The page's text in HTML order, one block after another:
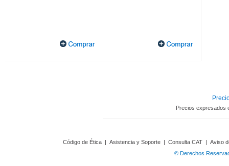
Precios expresados
Código de Ética | Asistencia y Soporte | Consulta CAT | Aviso
© Derechos